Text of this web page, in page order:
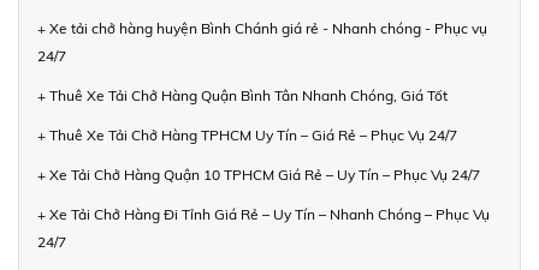
+ Xe tải chở hàng huyện Bình Chánh giá rẻ - Nhanh chóng - Phục vụ
24/7
+ Thuê Xe Tải Chở Hàng Quận Bình Tân Nhanh Chóng, Giá Tốt
+ Thuê Xe Tải Chở Hàng TPHCM Uy Tín – Giá Rẻ – Phục Vụ 24/7
+ Xe Tải Chở Hàng Quận 10 TPHCM Giá Rẻ – Uy Tín – Phục Vụ 24/7
+ Xe Tải Chở Hàng Đi Tỉnh Giá Rẻ – Uy Tín – Nhanh Chóng – Phục Vụ
24/7